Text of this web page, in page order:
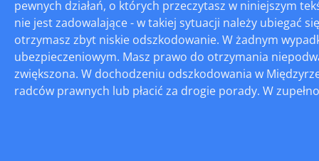
pewnych działań, o których przeczytasz w niniejszym
nie jest zadowalające - w takiej sytuacji należy ubiegać
otrzymasz zbyt niskie odszkodowanie. W żadnym
ubezpieczeniowym. Masz prawo do otrzymania
zwiększona. W dochodzeniu odszkodowania w
radców prawnych lub płacić za drogie porady. W